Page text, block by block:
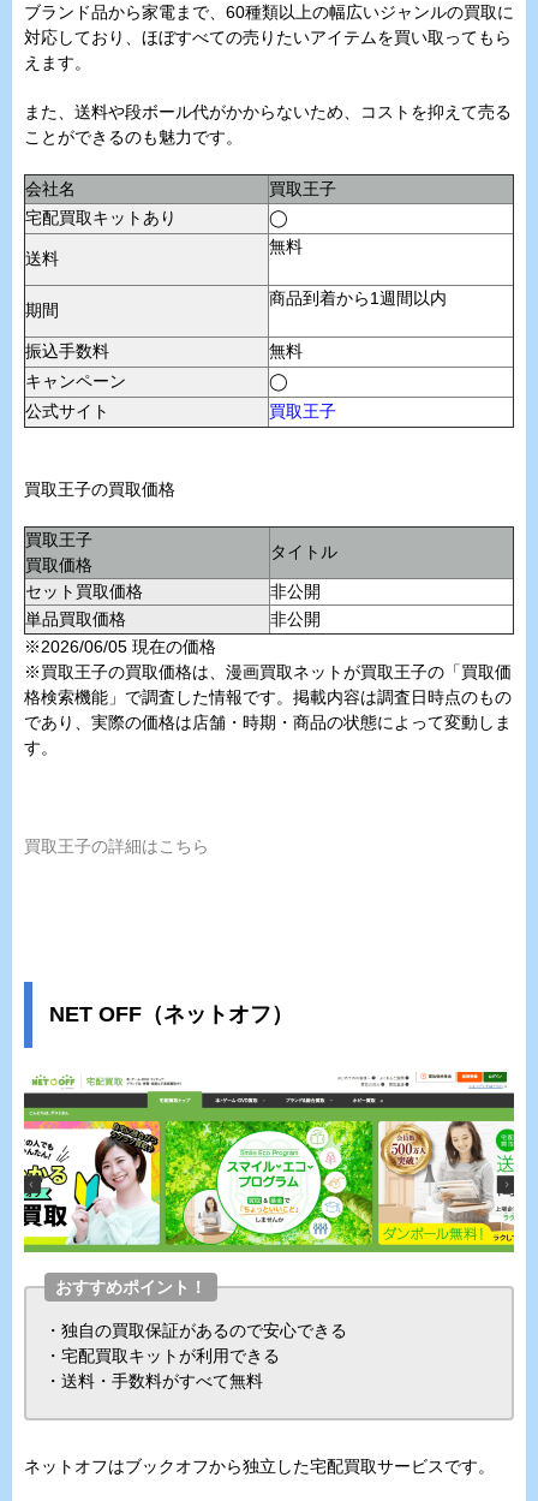
ブランド品から家電まで、60種類以上の幅広いジャンルの買取に
対応しており、ほぼすべての売りたいアイテムを買い取ってもら
えます。
また、送料や段ボール代がかからないため、コストを抑えて売る
ことができるのも魅力です。
会社名
買取王子
宅配買取キットあり
◯
送料
無料
期間
商品到着から1週間以内
振込手数料
無料
キャンペーン
◯
公式サイト
買取王子
買取王子の買取価格
買取王子
買取価格
タイトル
セット買取価格
非公開
単品買取価格
非公開
※2026/06/05 現在の価格
※買取王子の買取価格は、漫画買取ネットが買取王子の「買取価
格検索機能」で調査した情報です。掲載内容は調査日時点のもの
であり、実際の価格は店舗・時期・商品の状態によって変動しま
す。
買取王子の詳細はこちら
NET OFF（ネットオフ）
おすすめポイント！
・独自の買取保証があるので安心できる
・宅配買取キットが利用できる
・送料・手数料がすべて無料
ネットオフはブックオフから独立した宅配買取サービスです。